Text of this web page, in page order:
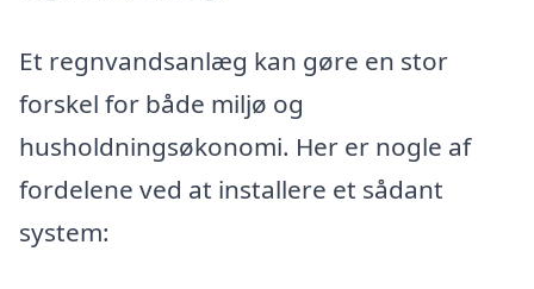
Et regnvandsanlæg kan gøre en stor
forskel for både miljø og
husholdningsøkonomi. Her er nogle af
fordelene ved at installere et sådant
system: